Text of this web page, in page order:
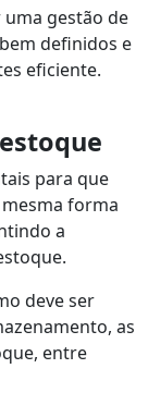
gestão de
definidos e
eficiente.
para que
forma
a
deve ser
as
entre